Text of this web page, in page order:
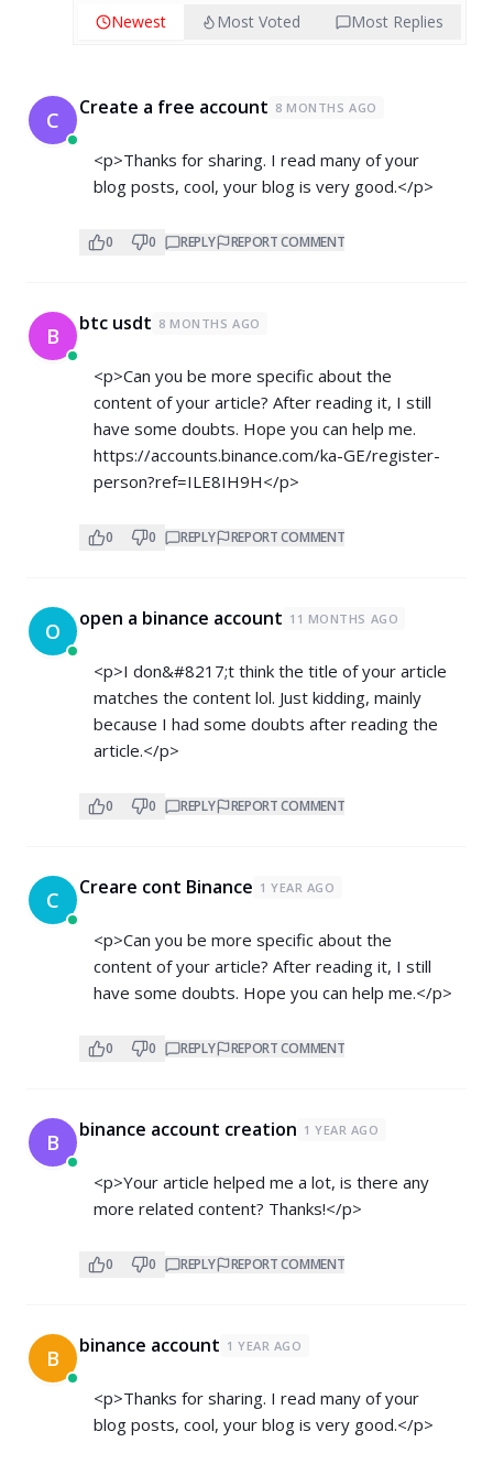
Newest Most Voted Most Replies
C Create a free account 8 MONTHS AGO
<p>Thanks for sharing. I read many of your
blog posts, cool, your blog is very good.</p>
0 0 REPLY REPORT COMMENT
B btc usdt 8 MONTHS AGO
<p>Can you be more specific about the
content of your article? After reading it, I still
have some doubts. Hope you can help me.
https://accounts.binance.com/ka-GE/register-
person?ref=ILE8IH9H</p>
0 0 REPLY REPORT COMMENT
O open a binance account 11 MONTHS AGO
<p>I don&#8217;t think the title of your article
matches the content lol. Just kidding, mainly
because I had some doubts after reading the
article.</p>
0 0 REPLY REPORT COMMENT
C Creare cont Binance 1 YEAR AGO
<p>Can you be more specific about the
content of your article? After reading it, I still
have some doubts. Hope you can help me.</p>
0 0 REPLY REPORT COMMENT
B binance account creation 1 YEAR AGO
<p>Your article helped me a lot, is there any
more related content? Thanks!</p>
0 0 REPLY REPORT COMMENT
B binance account 1 YEAR AGO
<p>Thanks for sharing. I read many of your
blog posts, cool, your blog is very good.</p>